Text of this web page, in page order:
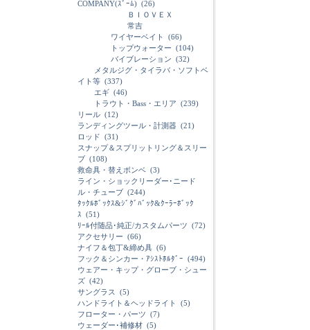
COMPANY(ｽﾞｰﾑ) (26)
ＢＩＯＶＥＸ
常吉
ワイヤーベイト
(66)
トップウォーター (104)
バイブレーション (32)
メタルジグ・タイラバ・ソフトベ
イト等 (337)
エギ (46)
トラウト・Bass・エリア (239)
リール (12)
ランディングツール・計測器 (21)
ロッド (31)
スナップ＆スプリットリング＆スリー
ブ (108)
救命具・替えボンベ (3)
ライン・ショックリーダー･ニード
ル・チューブ (244)
ﾀｯｸﾙﾎﾞｯｸｽ&ｼﾞｸﾞﾊﾞｯｸ&ｸｰﾗｰﾎﾞｯｸ
ｽ (51)
ﾘｰﾙ付随品･純正/カスタムパーツ (72)
アクセサリー (66)
ナイフ＆包丁&締め具 (6)
フック＆シンカー・ｱｼｽﾄﾎﾙﾀﾞｰ (494)
ウェアー・キップ・グローブ・シュー
ズ (42)
サングラス
(5)
ハンドライト＆ヘッドライト
(5)
フローター・パーツ (7)
ウェーダー･補修材 (5)